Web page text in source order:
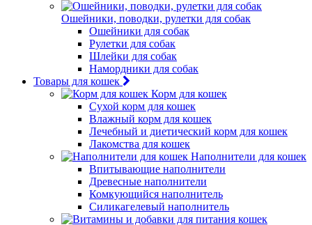
Ошейники, поводки, рулетки для собак
Ошейники для собак
Рулетки для собак
Шлейки для собак
Намордники для собак
Товары для кошек
Корм для кошек
Сухой корм для кошек
Влажный корм для кошек
Лечебный и диетический корм для кошек
Лакомства для кошек
Наполнители для кошек
Впитывающие наполнители
Древесные наполнители
Комкующийся наполнитель
Силикагелевый наполнитель